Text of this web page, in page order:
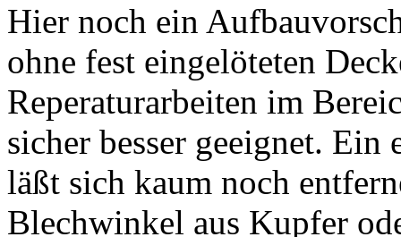
Hier noch ein
ohne fest eingelöteten
Reperaturarbeiten im
sicher besser geeignet.
läßt sich kaum noch
Blechwinkel aus Kupfer